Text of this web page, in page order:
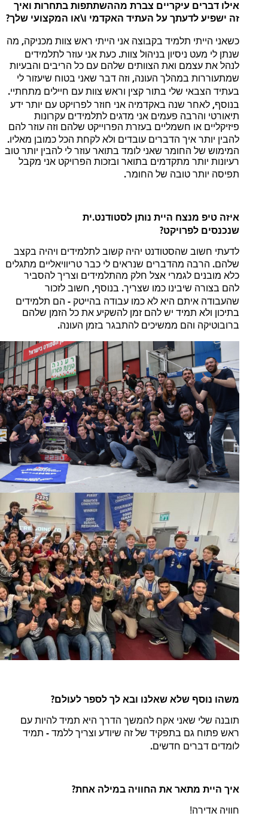
אילו דברים עיקריים צברת מההשתתפות בתחרות ואיך
זה ישפיע לדעתך על העתיד האקדמי ו\או המקצועי שלך?
כשאני הייתי תלמיד בקבוצה אני הייתי ראש צוות מכניקה, מה
שנתן לי מעט ניסיון בניהול צוות. כעת אני עוזר לתלמידים
לנהל את עצמם ואת הצוותים שלהם עם כל הריבים והבעיות
שמתעוררות במהלך העונה, וזה דבר שאני בטוח שיעזור לי
בעתיד הצבאי שלי בתור קצין וראש צוות עם חיילים מתחתיי.
בנוסף, לאחר שנה באקדמיה אני חוזר לפרויקט עם יותר ידע
תיאורטי והרבה פעמים אני מדגים לתלמידים עקרונות
פיזיקליים או חשמליים בעזרת הפרוייקט שלהם וזה עוזר להם
להבין יותר איך הדברים עובדים ולא לקחת הכל כמובן מאליו.
המימוש של החומר שאני לומד בתואר עוזר לי להבין יותר טוב
רעיונות יותר מתקדמים בתואר ובזכות הפרויקט אני מקבל
תפיסה יותר טובה של החומר.
איזה טיפ מנצח היית נותן לסטודנט.ית
שנכנסים לפרויקט?
לדעתי חשוב שהסטודנט יהיה קשוב לתלמידים ויהיה בקצב
שלהם. הרבה מהדברים שנראים לי כבר טריוויאליים מתגלים
כלא מובנים לגמרי אצל חלק מהתלמידים וצריך להסביר
להם בצורה שיבינו כמו שצריך. בנוסף, חשוב לזכור
שהעבודה איתם היא לא כמו עבודה בהייטק - הם תלמידים
בתיכון ולא תמיד יש להם זמן להשקיע את כל הזמן שלהם
ברובוטיקה והם ממשיכים להתבגר בזמן העונה.
משהו נוסף שלא שאלנו ובא לך לספר לעולם?
תובנה שלי שאני אקח להמשך הדרך היא תמיד להיות עם
ראש פתוח גם בתפקיד של זה שיודע וצריך ללמד - תמיד
לומדים דברים חדשים.
איך היית מתאר את החוויה במילה אחת?
חוויה אדירה!